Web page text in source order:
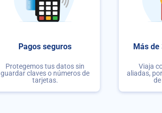
Pagos seguros
Protegemos tus datos sin
guardar claves o números de
tarjetas.
Más de
Viaja
aliadas,